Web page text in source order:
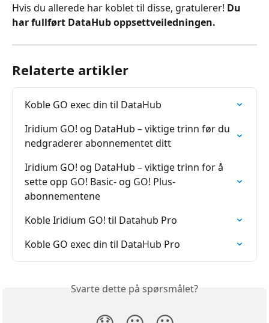
Hvis du allerede har koblet til disse, gratulerer! Du
har fullført DataHub oppsettveiledningen.
Relaterte artikler
Koble GO exec din til DataHub
Iridium GO! og DataHub – viktige trinn før du
nedgraderer abonnementet ditt
Iridium GO! og DataHub – viktige trinn for å
sette opp GO! Basic- og GO! Plus-
abonnementene
Koble Iridium GO! til Datahub Pro
Koble GO exec din til DataHub Pro
Svarte dette på spørsmålet?